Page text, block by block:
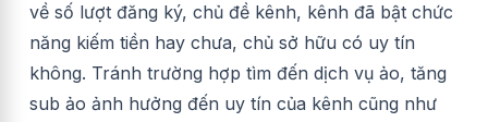
về số lượt đăng ký, chủ đề kênh, kênh đã bật chức
năng kiếm tiền hay chưa, chủ sở hữu có uy tín
không. Tránh trường hợp tìm đến dịch vụ ảo, tăng
sub ảo ảnh hưởng đến uy tín của kênh cũng như